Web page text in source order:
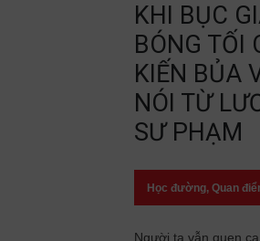
KHI BỤC
BÓNG TỐI
KIẾN BỦA
NÓI TỪ
SƯ PHẠM
Học đường, Quan
Người ta vẫn quen